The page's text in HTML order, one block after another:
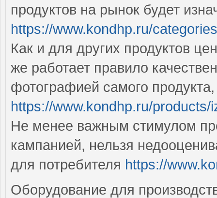
продуктов на рынок будет
https://www.kondhp.ru/
Как и для других продуктов
же работает правило
фотографией самого
https://www.kondhp.ru/products/
Не менее важным стимулом
кампанией, нельзя
для потребителя https://
Оборудование для